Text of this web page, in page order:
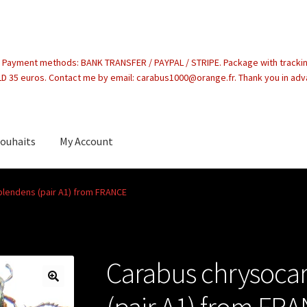
methods: BANK TRANSFER / PAYPAL / STRIPE. Package with
35 euros. Contact me by email: carabus1000@orange.fr. Thank you in
My Account
(pair A1) from FRANCE
Carabus